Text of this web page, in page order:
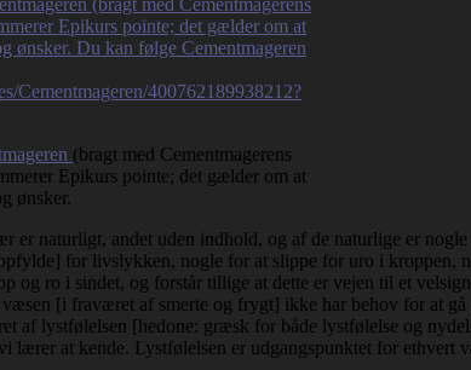
(bragt med Cementmagerens
Epikurs pointe; det gælder om at
ønsker.
er naturligt, andet uden indhold, og af de naturlige er
for livslykken, nogle for at slippe for uro i kroppen,
og ro i sindet, og forstår tillige at dette er vejen til et
væsen [i fraværet af smerte og frygt] ikke har behov for at
af lystfølelsen [hedone: græsk for både lystfølelse og
lærer at kende. Lystfølelsen er udgangspunktet for